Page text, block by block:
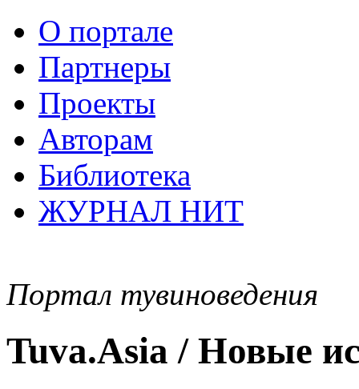
О портале
Партнеры
Проекты
Авторам
Библиотека
ЖУРНАЛ НИТ
Портал тувиноведения
Tuva.Asia / Новые